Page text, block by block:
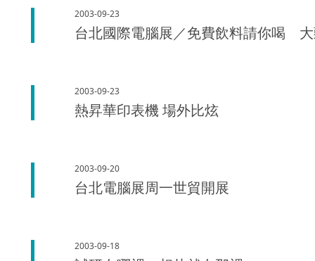
2003-09-23
台北國際電腦展／免費飲料請你喝
2003-09-23
熱昇華印表機 場外比炫
2003-09-20
台北電腦展周一世貿開展
2003-09-18